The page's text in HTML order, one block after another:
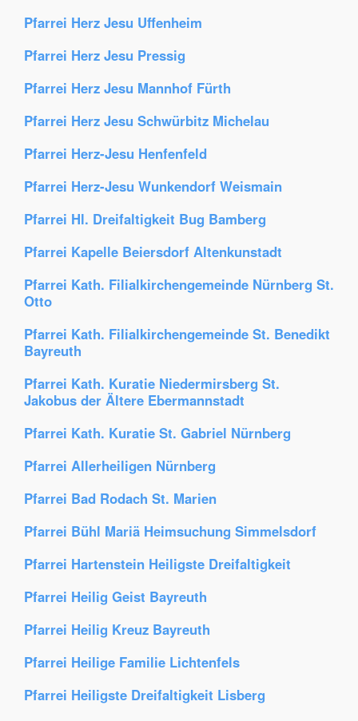
Pfarrei Herz Jesu Uffenheim
Pfarrei Herz Jesu Pressig
Pfarrei Herz Jesu Mannhof Fürth
Pfarrei Herz Jesu Schwürbitz Michelau
Pfarrei Herz-Jesu Henfenfeld
Pfarrei Herz-Jesu Wunkendorf Weismain
Pfarrei Hl. Dreifaltigkeit Bug Bamberg
Pfarrei Kapelle Beiersdorf Altenkunstadt
Pfarrei Kath. Filialkirchengemeinde Nürnberg St.
Otto
Pfarrei Kath. Filialkirchengemeinde St. Benedikt
Bayreuth
Pfarrei Kath. Kuratie Niedermirsberg St.
Jakobus der Ältere Ebermannstadt
Pfarrei Kath. Kuratie St. Gabriel Nürnberg
Pfarrei Allerheiligen Nürnberg
Pfarrei Bad Rodach St. Marien
Pfarrei Bühl Mariä Heimsuchung Simmelsdorf
Pfarrei Hartenstein Heiligste Dreifaltigkeit
Pfarrei Heilig Geist Bayreuth
Pfarrei Heilig Kreuz Bayreuth
Pfarrei Heilige Familie Lichtenfels
Pfarrei Heiligste Dreifaltigkeit Lisberg